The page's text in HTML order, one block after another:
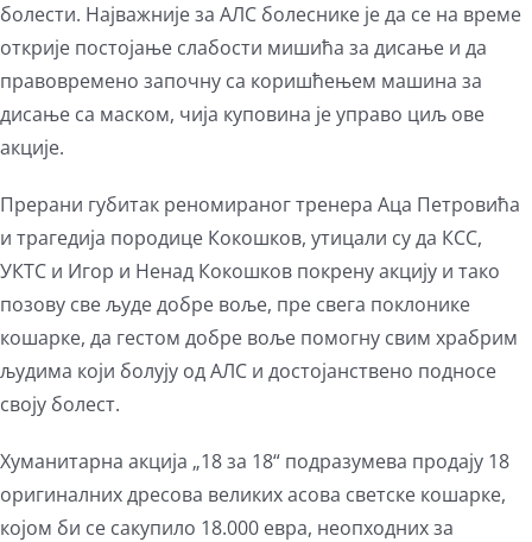
болести. Најважније за АЛС болеснике је да се на време
открије постојање слабости мишића за дисање и да
правовремено започну са коришћењем машина за
дисање са маском, чија куповина је управо циљ ове
акције.
Прерани губитак реномираног тренера Аца Петровића
и трагедија породице Кокошков, утицали су да КСС,
УКТС и Игор и Ненад Кокошков покрену акцију и тако
позову све људе добре воље, пре свега поклонике
кошарке, да гестом добре воље помогну свим храбрим
људима који болују од АЛС и достојанствено подносе
своју болест.
Хуманитарна акција „18 за 18“ подразумева продају 18
оригиналних дресова великих асова светске кошарке,
којом би се сакупило 18.000 евра, неопходних за